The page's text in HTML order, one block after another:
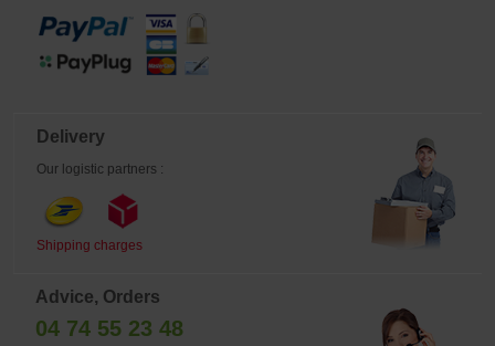
Delivery
Our logistic partners :
Shipping charges
Advice, Orders
04 74 55 23 48